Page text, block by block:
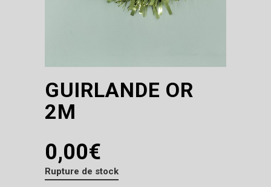
GUIRLANDE OR
2M
0,00€
Rupture de stock